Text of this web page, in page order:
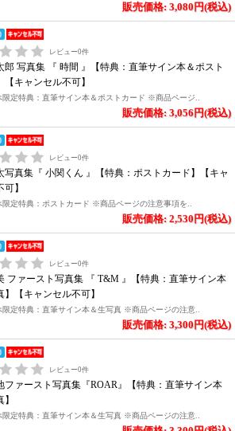
販売価格: 3,080円(税込)
レビュー0件
郎 写真集 『 時間 』【特典：直筆サイン本＆ポスト
【キャンセル不可】
限定特典：直筆サイン本＆ポストカード ※商品ページ..
販売価格: 3,056円(税込)
レビュー0件
写真集『 小関くん 』【特典：ポストカード】【キャ
】
限定特典：ポストカード ※商品ページの注意事項を..
販売価格: 2,530円(税込)
レビュー0件
ファースト写真集 『 T&M 』【特典：直筆サイン本
】【キャンセル不可】
限定特典：直筆サイン本＆生写真 ※商品ページの注意..
販売価格: 3,300円(税込)
レビュー0件
ファースト写真集『ROAR』【特典：直筆サイン本
限定特典：直筆サイン本＆生写真 ※商品ページの注意..